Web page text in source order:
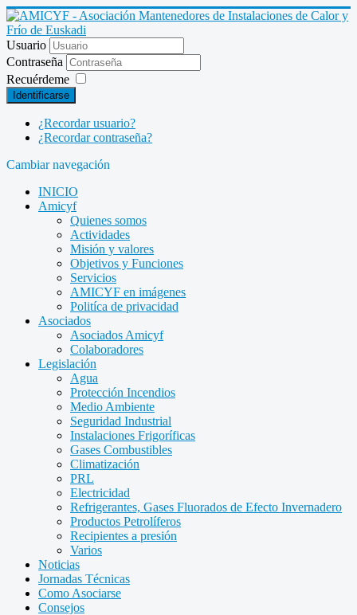
Usuario
Contraseña
Recuérdeme
Identificarse
¿Recordar usuario?
¿Recordar contraseña?
Cambiar navegación
INICIO
Amicyf
Quienes somos
Actividades
Misión y valores
Objetivos y Funciones
Servicios
AMICYF en imágenes
Politíca de privacidad
Asociados
Asociados Amicyf
Colaboradores
Legislación
Agua
Protección Incendios
Medio Ambiente
Seguridad Industrial
Instalaciones Frigoríficas
Gases Combustibles
Climatización
PRL
Electricidad
Refrigerantes, Gases Fluorados de Efecto Invernadero
Productos Petrolíferos
Recipientes a presión
Varios
Noticias
Jornadas Técnicas
Como Asociarse
Consejos